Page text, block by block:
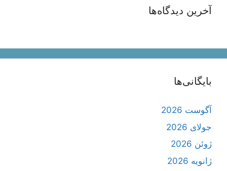
آخرین دیدگاه‌ها
بایگانی‌ها
آگوست 2026
جولای 2026
ژوئن 2026
ژانویه 2026